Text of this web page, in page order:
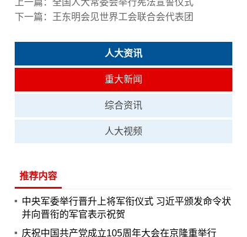
下一篇：
王东明会见世界工会联合会代表团
人大资讯
重大新闻
综合资讯
人大视频
推荐内容
中央军委举行晋升上将军衔仪式 习近平颁发命令状
并向晋衔的军官表示祝贺
庆祝中国共产党成立105周年大会在京隆重举行